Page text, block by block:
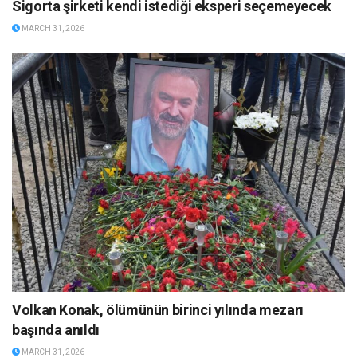
Sigorta şirketi kendi istediği eksperi seçemeyecek
MARCH 31, 2026
Volkan Konak, ölümünün birinci yılında mezarı
başında anıldı
MARCH 31, 2026